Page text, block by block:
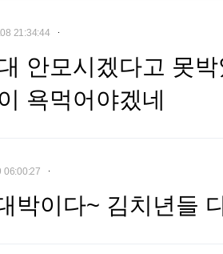
21:34:44
안모시겠다고 못
욕먹어야겠네
06:00:27
박이다~ 김치년들